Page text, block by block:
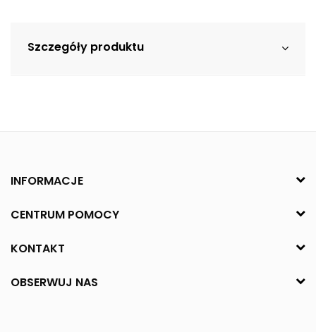
Szczegóły produktu
INFORMACJE
CENTRUM POMOCY
KONTAKT
OBSERWUJ NAS